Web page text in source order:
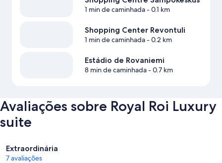
1 min de caminhada- 0.1 km
Shopping Center Revontuli
1 min de caminhada- 0.2 km
Estádio de Rovaniemi
8 min de caminhada- 0.7 km
Avaliações sobre Royal Roi Luxury
suite
Avaliações
Extraordinária
7 avaliações